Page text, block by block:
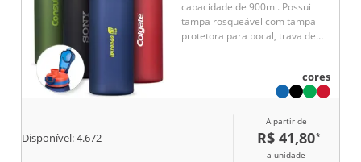
capacidade de 900ml. Possui
tampa rosqueável com tampa
protetora para bocal, trava de
cores
Disponível:4.672
A partir de
R$ 41,80*
a unidade